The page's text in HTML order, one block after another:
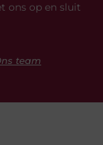
ons op en sluit
team